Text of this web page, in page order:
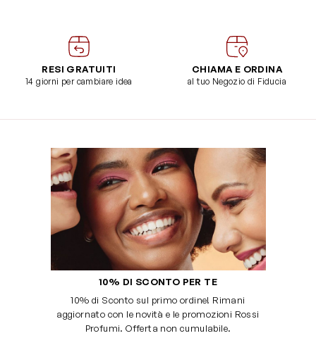
RESI GRATUITI
14 giorni per cambiare idea
CHIAMA E ORDINA
al tuo Negozio di Fiducia
10% DI SCONTO PER TE
10% di Sconto sul primo ordine! Rimani
aggiornato con le novità e le promozioni Rossi
Profumi. Offerta non cumulabile.